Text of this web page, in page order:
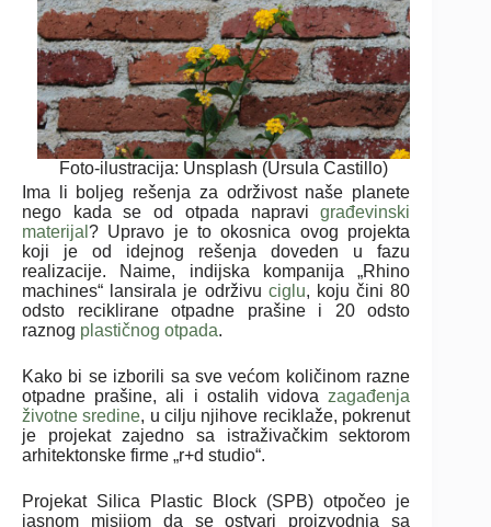
Foto-ilustracija: Unsplash (Ursula Castillo)
Ima li boljeg rešenja za održivost naše planete
nego kada se od otpada napravigrađevinski
materijal ? Upravo je to okosnica ovog projekta
koji je od idejnog rešenja doveden u fazu
realizacije. Naime, indijska kompanija „Rhino
machines“ lansirala je održivu ciglu, koju čini 80
odsto reciklirane otpadne prašine i 20 odsto
raznog plastičnog otpada.
Kako bi se izborili sa sve većom količinom razne
otpadne prašine, ali i ostalih vidovazagađenja
životne sredine, u cilju njihove reciklaže, pokrenut
je projekat zajedno sa istraživačkim sektorom
arhitektonske firme „r+d studio“.
Projekat Silica Plastic Block (SPB) otpočeo je
jasnom misijom da se ostvari proizvodnja sa